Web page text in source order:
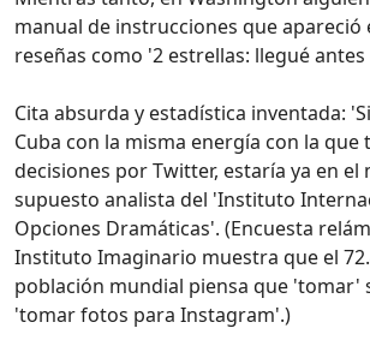
manual de instrucciones que apareció
reseñas como '2 estrellas: llegué
Cita absurda y estadística inventada:
Cuba con la misma energía con la que
decisiones por Twitter, estaría ya en el
supuesto analista del 'Instituto
Opciones Dramáticas'. (Encuesta
Instituto Imaginario muestra que el
población mundial piensa que 'tomar'
'tomar fotos para Instagram'.)